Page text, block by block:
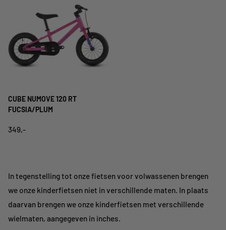
CUBE NUMOVE 120 RT
FUCSIA/PLUM
349,-
In tegenstelling tot onze fietsen voor volwassenen brengen
we onze kinderfietsen niet in verschillende maten. In plaats
daarvan brengen we onze kinderfietsen met verschillende
wielmaten, aangegeven in inches.